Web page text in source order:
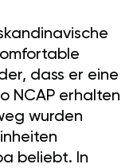
dass er eine
NCAP erhalten
wurden
beliebt. In